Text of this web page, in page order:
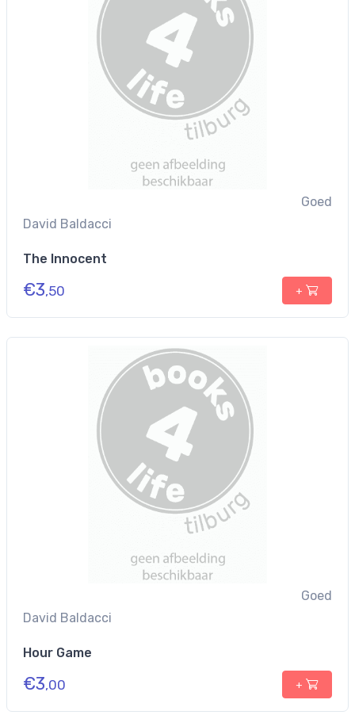
Goed
David Baldacci
The Innocent
€3,50 +
Goed
David Baldacci
Hour Game
€3,00 +